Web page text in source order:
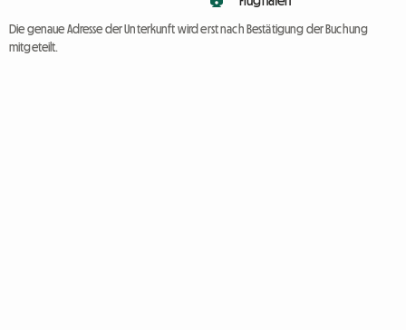
Die genaue Adresse der Unterkunft wird erst nach Bestätigung der Buchung
mitgeteilt.